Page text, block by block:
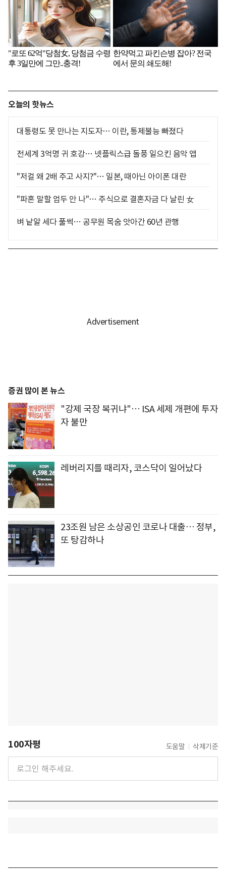
오늘의 핫뉴스
대통령도 못 만나는 지도자… 이란, 통제불능 빠졌다
전세계 3억명 귀 호강… 넷플릭스급 돌풍 일으킨 음악 앱
"저걸 왜 2배 주고 사지?"… 일본, 때아닌 아이폰 대란
"파혼 말할 엄두 안 나"… 주식으로 결혼자금 다 날린 女
벼 낱알 세다 풀썩… 공무원 목숨 앗아간 60년 관행
증권 많이 본 뉴스
"강제 국장 복귀냐"… ISA 세제 개편에 투자
자 불만
레버리지를 때리자, 코스닥이 일어났다
23조원 남은 소상공인 코로나 대출… 정부,
또 탕감하나
100자평 도움말 삭제기준